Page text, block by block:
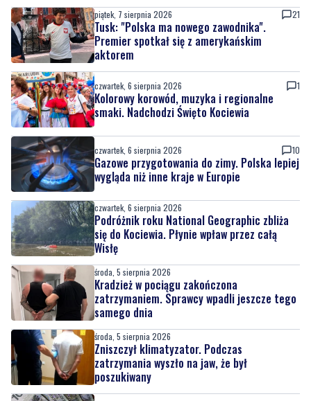
piątek, 7 sierpnia 2026 21
Tusk: "Polska ma nowego zawodnika".
Premier spotkał się z amerykańskim
aktorem
czwartek, 6 sierpnia 2026 1
Kolorowy korowód, muzyka i regionalne
smaki. Nadchodzi Święto Kociewia
czwartek, 6 sierpnia 2026 10
Gazowe przygotowania do zimy. Polska lepiej
wygląda niż inne kraje w Europie
czwartek, 6 sierpnia 2026
Podróżnik roku National Geographic zbliża
się do Kociewia. Płynie wpław przez całą
Wisłę
środa, 5 sierpnia 2026
Kradzież w pociągu zakończona
zatrzymaniem. Sprawcy wpadli jeszcze tego
samego dnia
środa, 5 sierpnia 2026
Zniszczył klimatyzator. Podczas
zatrzymania wyszło na jaw, że był
poszukiwany